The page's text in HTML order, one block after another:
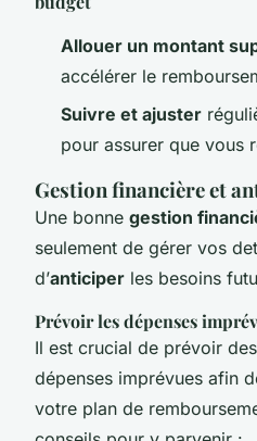
Allouer un montant
accélérer le
Suivre et ajuster
pour assurer que vous
Gestion financière et
Une bonne gestion
seulement de gérer vos
d’anticiper les besoins
Prévoir les dépenses
Il est crucial de prévoir
dépenses imprévues afin
votre plan de